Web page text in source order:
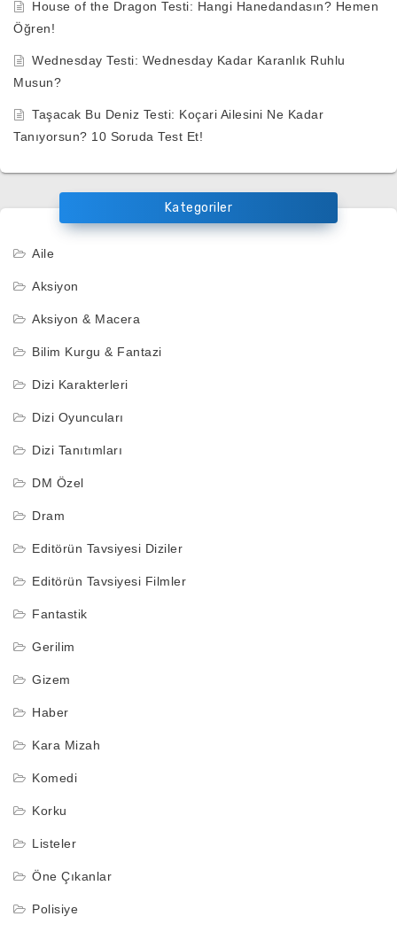
House of the Dragon Testi: Hangi Hanedandasın? Hemen
Öğren!
Wednesday Testi: Wednesday Kadar Karanlık Ruhlu
Musun?
Taşacak Bu Deniz Testi: Koçari Ailesini Ne Kadar
Tanıyorsun? 10 Soruda Test Et!
Kategoriler
Aile
Aksiyon
Aksiyon & Macera
Bilim Kurgu & Fantazi
Dizi Karakterleri
Dizi Oyuncuları
Dizi Tanıtımları
DM Özel
Dram
Editörün Tavsiyesi Diziler
Editörün Tavsiyesi Filmler
Fantastik
Gerilim
Gizem
Haber
Kara Mizah
Komedi
Korku
Listeler
Öne Çıkanlar
Polisiye